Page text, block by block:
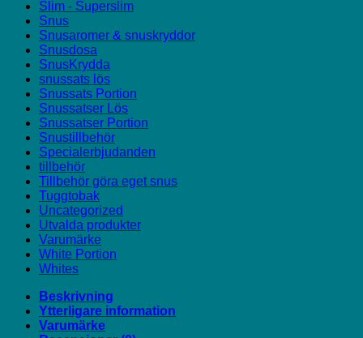
Slim - Superslim
Snus
Snusaromer & snuskryddor
Snusdosa
SnusKrydda
snussats lös
Snussats Portion
Snussatser Lös
Snussatser Portion
Snustillbehör
Specialerbjudanden
tillbehör
Tillbehör göra eget snus
Tuggtobak
Uncategorized
Utvalda produkter
Varumärke
White Portion
Whites
Beskrivning
Ytterligare information
Varumärke